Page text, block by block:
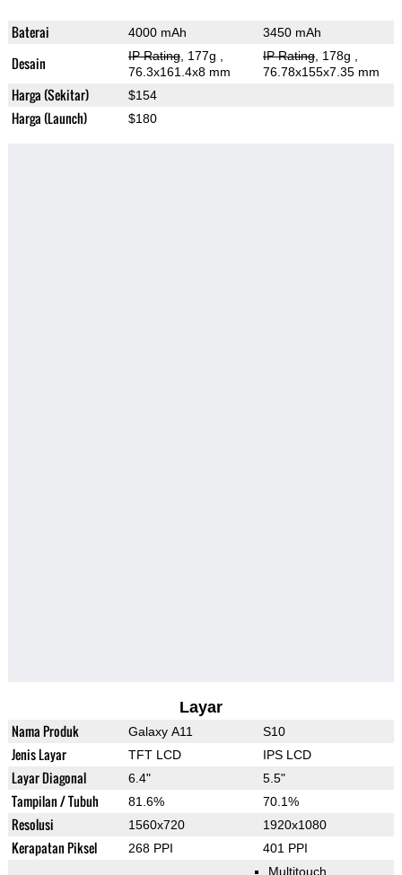
Baterai 4000 mAh 3450 mAh
Desain IP Rating, 177g
76.3x161.4x8 mm
IP Rating, 178g
76.78x155x7.35 mm
Harga (Sekitar) $154
Harga (Launch) $180
Layar
Nama Produk Galaxy A11 S10
Jenis Layar TFT LCD IPS LCD
Layar Diagonal 6.4" 5.5"
Tampilan / Tubuh 81.6% 70.1%
Resolusi 1560x720 1920x1080
Kerapatan Piksel 268 PPI
401 PPI
Multitouch